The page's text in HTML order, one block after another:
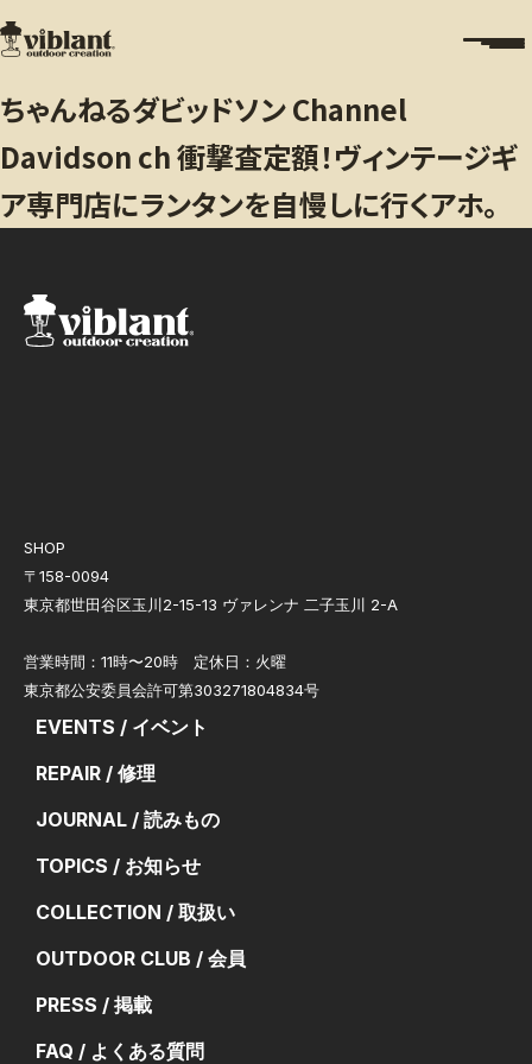
ちゃんねるダビッドソン Channel
Davidson ch 衝撃査定額！ヴィンテージギ
ア専門店にランタンを自慢しに行くアホ。
SHOP
〒158-0094
東京都世田谷区玉川2-15-13 ヴァレンナ 二子玉川 2-A
営業時間：11時〜20時 定休日：火曜
東京都公安委員会許可第303271804834号
EVENTS / イベント
REPAIR / 修理
JOURNAL / 読みもの
TOPICS / お知らせ
COLLECTION / 取扱い
OUTDOOR CLUB / 会員
PRESS / 掲載
FAQ / よくある質問